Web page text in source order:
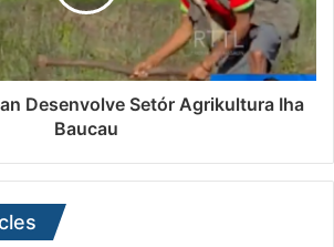
Desenvolve Setór Agrikultura Iha
Baucau